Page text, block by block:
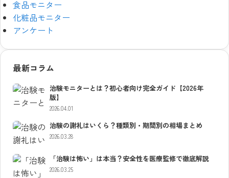
食品モニター
化粧品モニター
アンケート
最新コラム
治験モニターとは？初心者向け完全ガイド【2026年
版】
2026.04.01
治験の謝礼はいくら？種類別・期間別の相場まとめ
2026.03.28
「治験は怖い」は本当？安全性を医療監修で徹底解説
2026.03.25